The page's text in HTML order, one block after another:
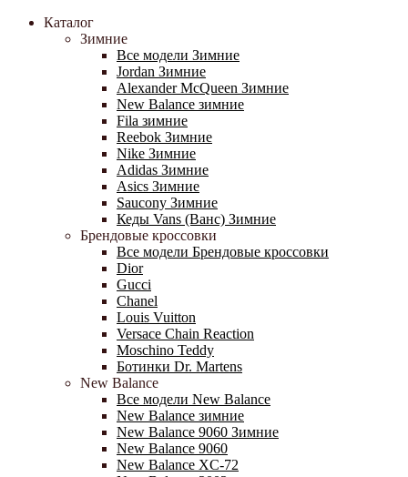
Каталог
Зимние
Все модели Зимние
Jordan Зимние
Alexander McQueen Зимние
New Balance зимние
Fila зимние
Reebok Зимние
Nike Зимние
Adidas Зимние
Asics Зимние
Saucony Зимние
Кеды Vans (Ванс) Зимние
Брендовые кроссовки
Все модели Брендовые кроссовки
Dior
Gucci
Chanel
Louis Vuitton
Versace Chain Reaction
Moschino Teddy
Ботинки Dr. Martens
New Balance
Все модели New Balance
New Balance зимние
New Balance 9060 Зимние
New Balance 9060
New Balance XC-72